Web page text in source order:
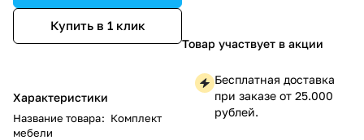
Купить в 1 клик
Характеристики
Название товара: Комплект
мебели
Товар участвует в акции
Бесплатная доставка
при заказе от 25.000
рублей.